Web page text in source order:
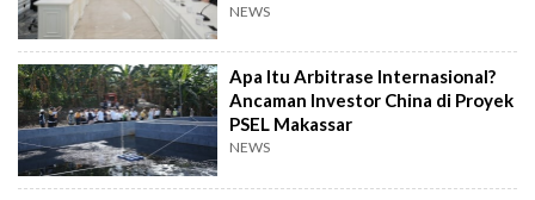
NEWS
Apa Itu Arbitrase Internasional?
Ancaman Investor China di Proyek
PSEL Makassar
NEWS